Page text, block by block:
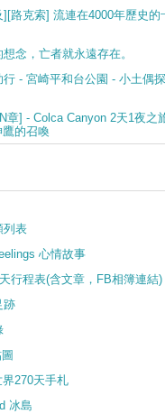
路克索] 流連在4000年歷史的
念，亡者就永遠存在。
行 - 宮崎平和台公園 - 小土偶
章] - Colca Canyon 2天1夜之
的召喚
列表
心情故事
行程表(含文章，FB相簿連結)
跡
270天手札
冰島